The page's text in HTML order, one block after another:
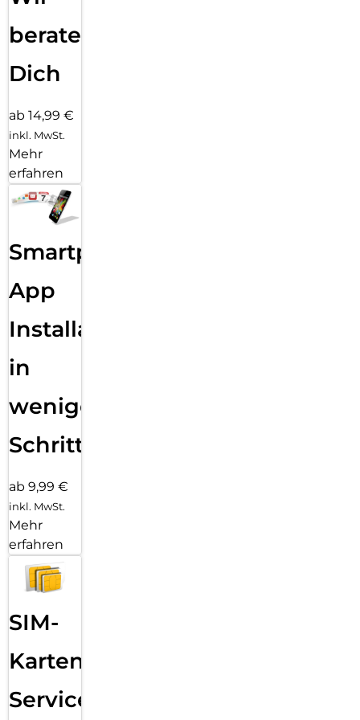
beraten
Dich
ab 14,99 €
inkl. MwSt.
Mehr
erfahren
Smartphone
App
Installation
in
wenigen
Schritten
ab 9,99 €
inkl. MwSt.
Mehr
erfahren
SIM-
Karten
Service: